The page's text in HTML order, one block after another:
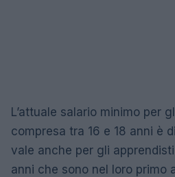
L’attuale salario minimo per
compresa tra 16 e 18 anni è
vale anche per gli
anni che sono nel loro primo